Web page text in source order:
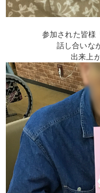
参加された皆様
話し合いな
出来上